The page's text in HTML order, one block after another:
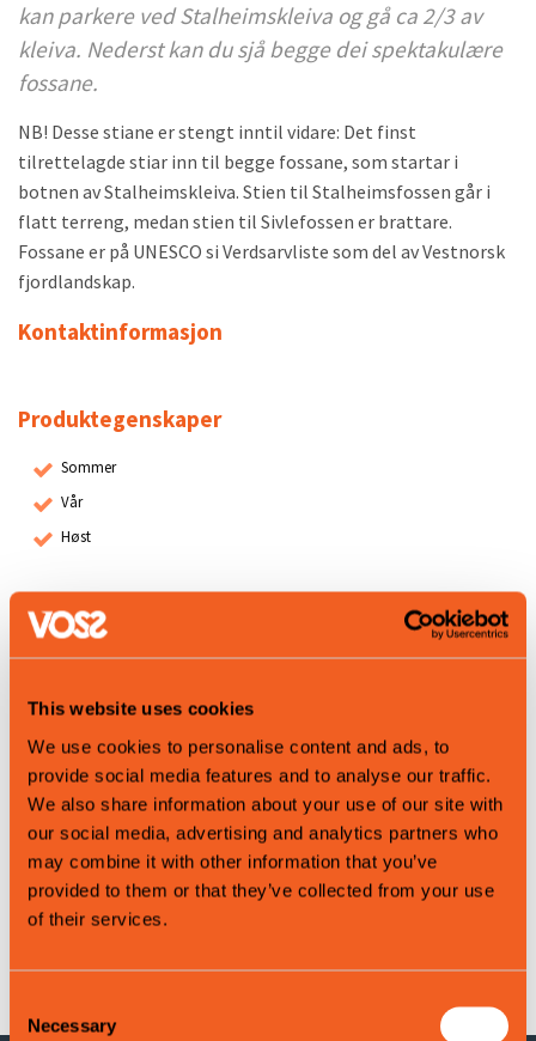
This website uses cookies
We use cookies to personalise content and ads, to
provide social media features and to analyse our traffic.
We also share information about your use of our site with
our social media, advertising and analytics partners who
may combine it with other information that you’ve
provided to them or that they’ve collected from your use
of their services.
Selection
Necessary
kan parkere ved Stalheimskleiva og gå ca 2/3 av
kleiva. Nederst kan du sjå begge dei spektakulære
fossane.
NB! Desse stiane er stengt inntil vidare: Det finst
tilrettelagde stiar inn til begge fossane, som startar i
botnen av Stalheimskleiva. Stien til Stalheimsfossen går i
flatt terreng, medan stien til Sivlefossen er brattare.
Fossane er på UNESCO si Verdsarvliste som del av Vestnorsk
fjordlandskap.
Kontaktinformasjon
Produktegenskaper
Sommer
Vår
Høst
Map